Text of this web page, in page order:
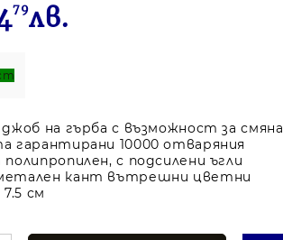
79лв.
джоб на гърба с възможност за смяна
гарантирани 10000 отваряния
с подсилени ъгли
кант вътрешни цветни
см